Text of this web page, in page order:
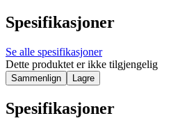
Spesifikasjoner
Se alle spesifikasjoner
Dette produktet er ikke tilgjengelig
Sammenlign Lagre
Spesifikasjoner